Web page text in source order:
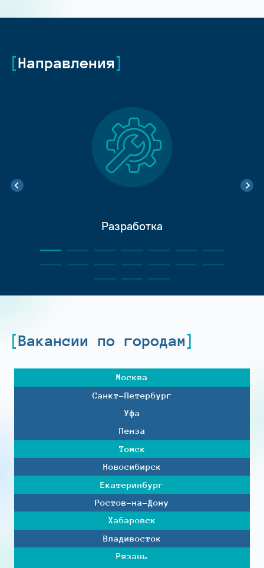
Направления
Разработка
Вакансии по городам
Москва
Санкт-Петербург
Уфа
Пенза
Томск
Новосибирск
Екатеринбург
Ростов-на-Дону
Хабаровск
Владивосток
Рязань